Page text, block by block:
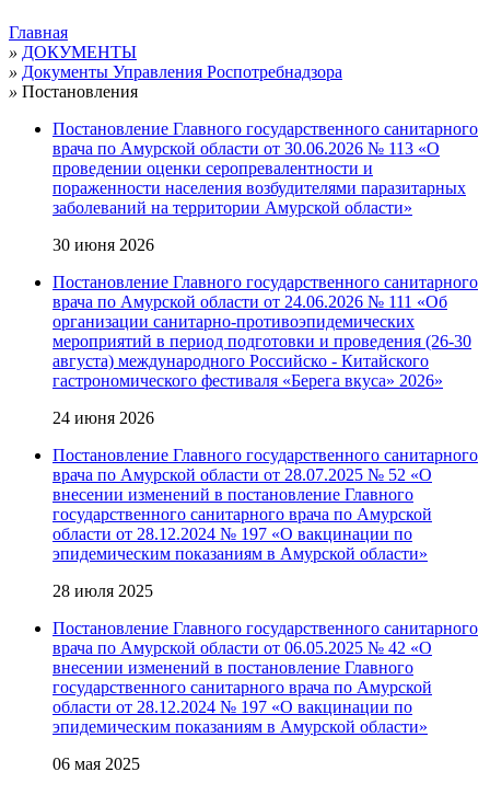
Главная
» ДОКУМЕНТЫ
» Документы Управления Роспотребнадзора
» Постановления
Постановление Главного государственного санитарного
врача по Амурской области от 30.06.2026 № 113 «О
проведении оценки серопревалентности и
пораженности населения возбудителями паразитарных
заболеваний на территории Амурской области»
30 июня 2026
Постановление Главного государственного санитарного
врача по Амурской области от 24.06.2026 № 111 «Об
организации санитарно-противоэпидемических
мероприятий в период подготовки и проведения (26-30
августа) международного Российско - Китайского
гастрономического фестиваля «Берега вкуса» 2026»
24 июня 2026
Постановление Главного государственного санитарного
врача по Амурской области от 28.07.2025 № 52 «О
внесении изменений в постановление Главного
государственного санитарного врача по Амурской
области от 28.12.2024 № 197 «О вакцинации по
эпидемическим показаниям в Амурской области»
28 июля 2025
Постановление Главного государственного санитарного
врача по Амурской области от 06.05.2025 № 42 «О
внесении изменений в постановление Главного
государственного санитарного врача по Амурской
области от 28.12.2024 № 197 «О вакцинации по
эпидемическим показаниям в Амурской области»
06 мая 2025